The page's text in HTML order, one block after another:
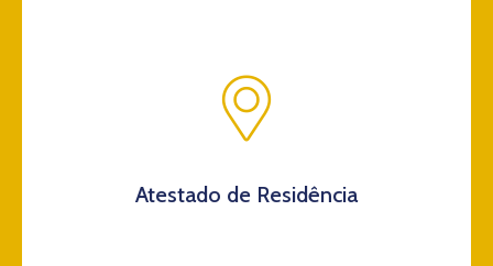
Atestado de Residência